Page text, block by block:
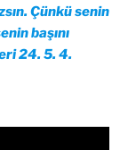
Çünkü senin
başını
24. 5. 4.